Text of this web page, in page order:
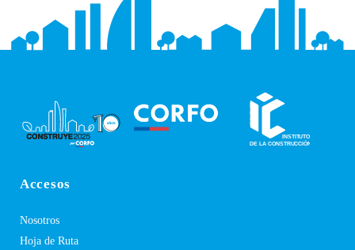
Accesos
Nosotros
Hoja de Ruta